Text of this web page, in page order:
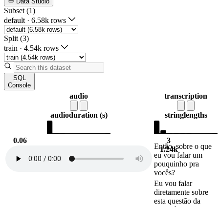
Subset (1)
default · 6.58k rows
Split (3)
train · 4.54k rows
SQL
Console
audio
audioduration (s)
0.06
transcription
stringlengths
3
1.24k
Então, sobre o que
eu vou falar um
pouquinho pra
vocês?
Eu vou falar
diretamente sobre
esta questão da